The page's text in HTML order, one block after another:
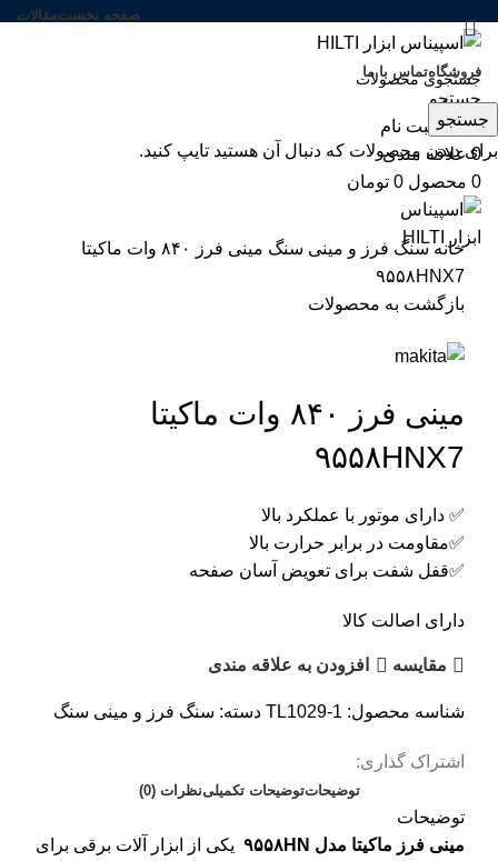
صفحه نخستمقالات
فروشگاهتماس با ما
جستجو
ورود / ثبت نام
0 علاقه مندی
0 محصول 0 تومان
ویژه
بزرگنمایی تصویر
خانهسنگ فرز و مینی سنگ
مینی فرز ۸۴۰ وات ماکیتا
۹۵۵۸HNX7
بازگشت به محصولات
مینی فرز ۸۴۰ وات ماکیتا
۹۵۵۸HNX7
✅ دارای موتور با عملکرد بالا
✅مقاومت در برابر حرارت بالا
✅قفل شفت برای تعویض آسان صفحه
دارای اصالت کالا
مقایسه افزودن به علاقه مندی
شناسه محصول: TL1029-1 دسته: سنگ فرز و مینی سنگ
اشتراک گذاری:
توضیحاتتوضیحات تکمیلینظرات (0)
توضیحات
مینی فرز ماکیتا مدل ۹۵۵۸HN
یکی از ابزار آلات برقی برای
جستجو
برای دیدن محصولات که دنبال آن هستید تایپ کنید.